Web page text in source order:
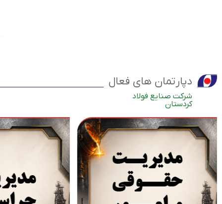
دپارتمان های فعال
شرکت صنایع فولاد
کردستان